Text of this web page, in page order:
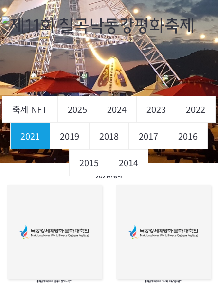
축제소개 축제내용 낙동강방어선 전투 갤러리
축제 NFT 2025 2024 2023 2022
2021 2019 2018 2017 2016
2015 2014
2021년 행사
평화반디 프로젝트 [장구의 신 "박서진"] 평화반디 프로젝트 [미스터 트롯 "류지광"]